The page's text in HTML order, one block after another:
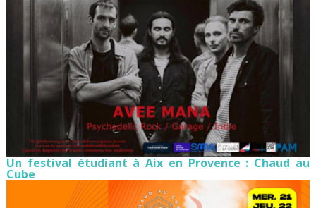
Un festival étudiant à Aix en Provence : Chaud au
Cube